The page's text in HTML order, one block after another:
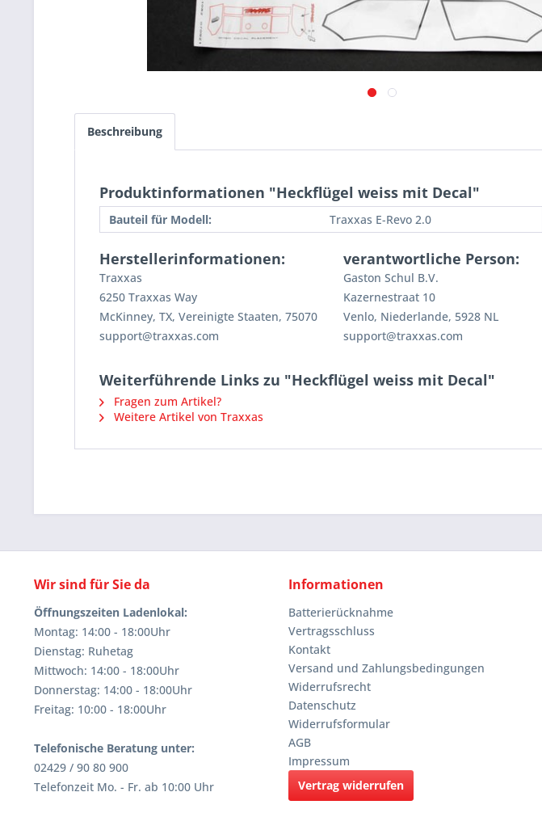
Beschreibung
Produktinformationen "Heckflügel weiss mit Decal"
Bauteil für Modell: Traxxas E-Revo 2.0
Herstellerinformationen:
Traxxas
6250 Traxxas Way
McKinney, TX, Vereinigte Staaten, 75070
support@traxxas.com
verantwortliche Person:
Gaston Schul B.V.
Kazernestraat 10
Venlo, Niederlande, 5928 NL
support@traxxas.com
Weiterführende Links zu "Heckflügel weiss mit Decal"
Fragen zum Artikel?
Weitere Artikel von Traxxas
Wir sind für Sie da
Öffnungszeiten Ladenlokal:
Montag: 14:00 - 18:00Uhr
Dienstag: Ruhetag
Mittwoch: 14:00 - 18:00Uhr
Donnerstag: 14:00 - 18:00Uhr
Freitag: 10:00 - 18:00Uhr
Telefonische Beratung unter:
02429 / 90 80 900
Telefonzeit Mo. - Fr. ab 10:00 Uhr
Informationen
Batterierücknahme
Vertragsschluss
Kontakt
Versand und Zahlungsbedingungen
Widerrufsrecht
Datenschutz
Widerrufsformular
AGB
Impressum
Vertrag widerrufen